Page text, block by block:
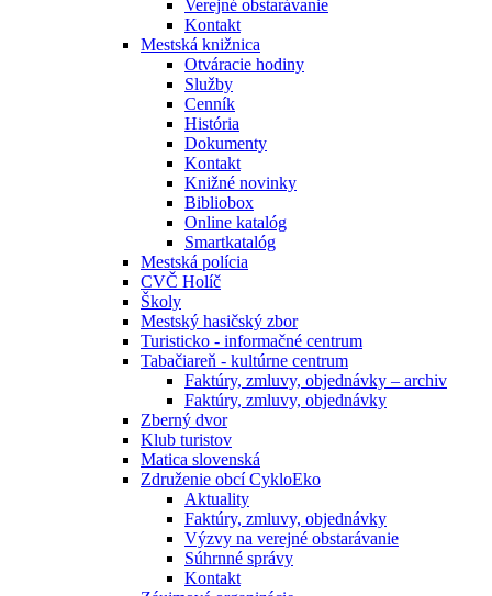
Verejné obstarávanie
Kontakt
Mestská knižnica
Otváracie hodiny
Služby
Cenník
História
Dokumenty
Kontakt
Knižné novinky
Bibliobox
Online katalóg
Smartkatalóg
Mestská polícia
CVČ Holíč
Školy
Mestský hasičský zbor
Turisticko - informačné centrum
Tabačiareň - kultúrne centrum
Faktúry, zmluvy, objednávky – archiv
Faktúry, zmluvy, objednávky
Zberný dvor
Klub turistov
Matica slovenská
Združenie obcí CykloEko
Aktuality
Faktúry, zmluvy, objednávky
Výzvy na verejné obstarávanie
Súhrnné správy
Kontakt